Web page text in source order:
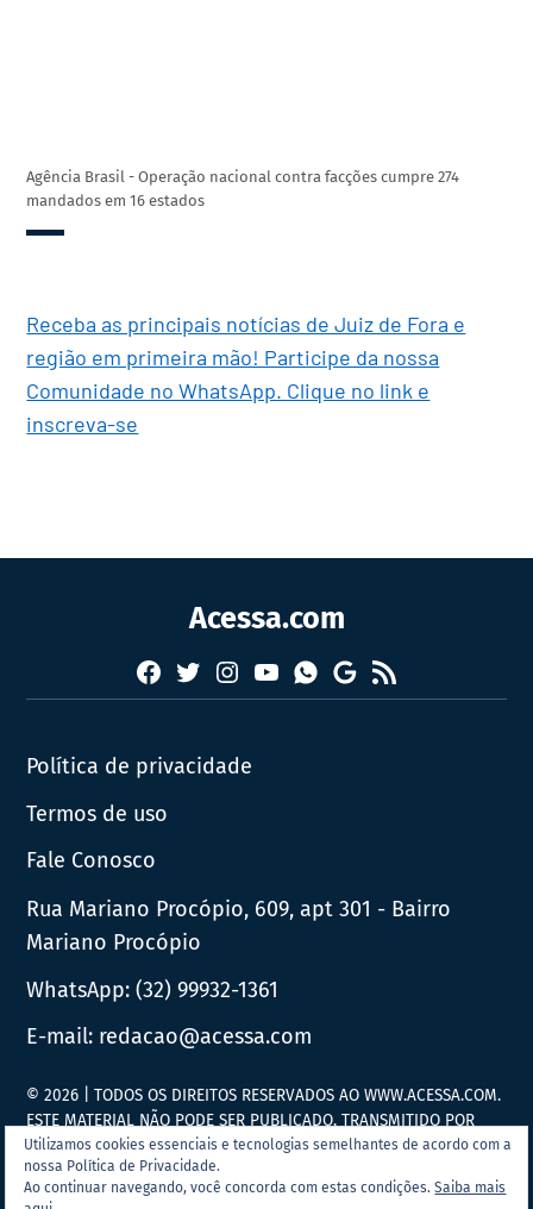
Agência Brasil - Operação nacional contra facções cumpre 274
mandados em 16 estados
Receba as principais notícias de Juiz de Fora e
região em primeira mão! Participe da nossa
Comunidade no WhatsApp. Clique no link e
inscreva-se
Acessa.com
Facebook
TwitterInstagram
YouTubeWhatsapp
Google
News
RSS
Política de privacidade
Termos de uso
Fale Conosco
Rua Mariano Procópio, 609, apt 301 - Bairro
Mariano Procópio
WhatsApp:(32) 99932-1361
E-mail: redacao@acessa.com
Utilizamos cookies essenciais e tecnologias semelhantes de acordo com a
nossa Política de Privacidade.
Ao continuar navegando, você concorda com estas condições.Saiba mais
© 2026 | TODOS OS DIREITOS RESERVADOS AO WWW.ACESSA.COM.
ESTE MATERIAL NÃO PODE SER PUBLICADO, TRANSMITIDO POR
BROADCAST, REESCRITO OU REDISTRIBUÍDO SEM PRÉVIA
AUTORIZAÇÃO.